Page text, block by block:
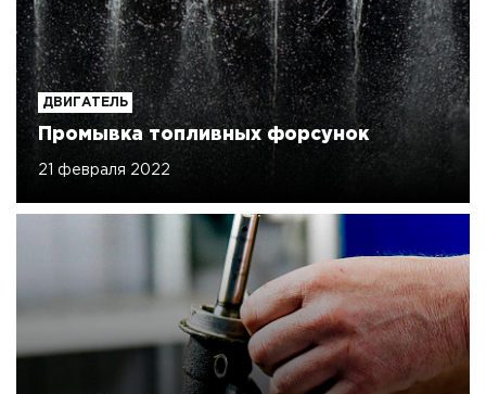
ДВИГАТЕЛЬ
Промывка топливных форсунок
21 февраля 2022